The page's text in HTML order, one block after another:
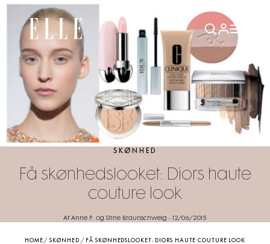
SKØNHED
Få skønhedslooket: Diors haute
couture look
Af Anne P. og Stine Braunschweig - 12/06/2015
HOME /SKØNHED / FÅ SKØNHEDSLOOKET: DIORS HAUTE COUTURE LOOK